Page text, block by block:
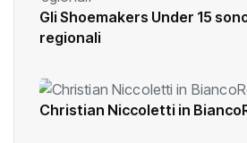
Gli Shoemakers Under 15
regionali
Christian Niccoletti in